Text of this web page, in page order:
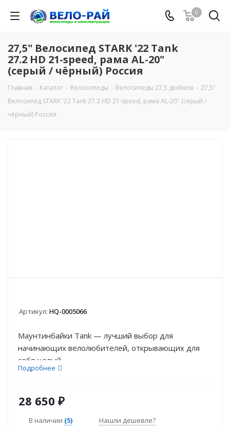
0
27,5" Велосипед STARK '22 Tank
27.2 HD 21-speed, рама AL-20"
(серый / чёрный) Россия
Главная - Каталог - Велосипеды - Велосипеды 27,5 дюймов - 27,5"
Велосипед STARK '22 Tank 27.2 HD 21-speed, рама AL-20" (серый /
чёрный) Россия
Артикул: HQ-0005066
Маунтинбайки Tank — лучший выбор для
начинающих велолюбителей, открывающих для
себя целый ...
Подробнее
28 650 ₽
В наличии (5) Нашли дешевле?